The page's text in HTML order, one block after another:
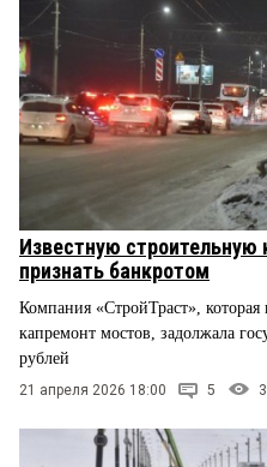
Известную
признать банкротом
Компания «СтройТраст»,
капремонт мостов, задолжала
рублей
21 апреля 2026 18:00 5